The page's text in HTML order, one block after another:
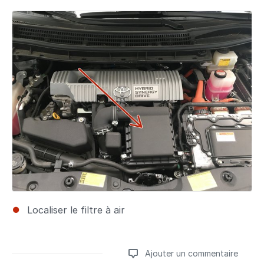
Ajouter un commentaire
Localiser le filtre à air
Ajouter un commentaire